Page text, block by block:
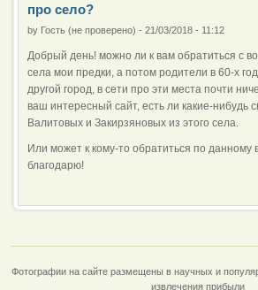
про село?
by Гость (не проверено) - 21/03/2018 - 11:12
Добрый день! можно ли к вам обратиться с
села мои предки, а потом родители в 60-х
другой город, в сети про эти места почти
ваш интересный сайт, есть ли какие-нибудь
Валитовых и Закирзяновых из этого села.
Или может к кому-то обратиться по данному
благодарю!
Фотографии на сайте размещены в научных и
извлечения прибыли